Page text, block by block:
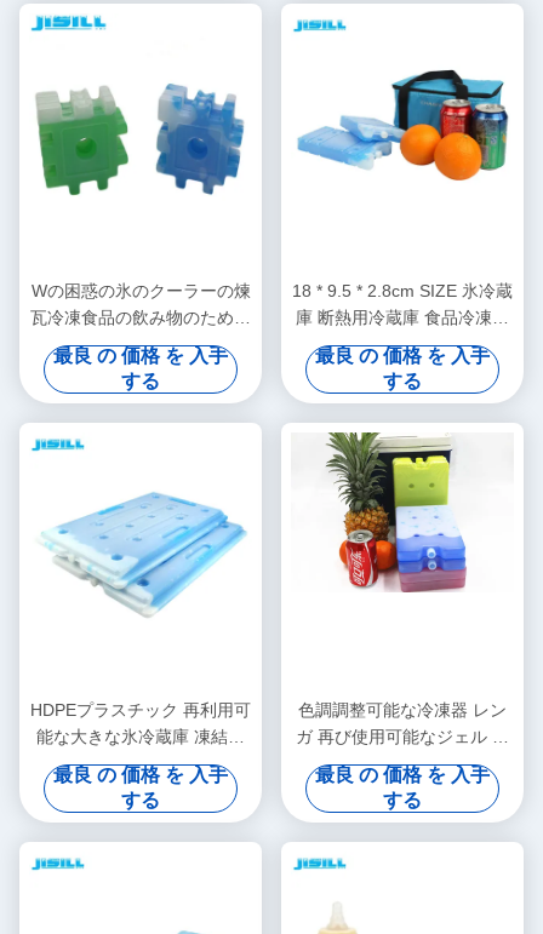
Wの困惑の氷のクーラーの煉
瓦冷凍食品の飲み物のための
材料の中のAvirulent Insipidity
PCM
最良 の 価格 を 入手
する
18 * 9.5 * 2.8cm SIZE 氷冷蔵
庫 断熱用冷蔵庫 食品冷凍用
異なる色の冷蔵庫
最良 の 価格 を 入手
する
HDPEプラスチック 再利用可
能な大きな氷冷蔵庫 凍結食
品の冷蔵チェーン輸送用
最良 の 価格 を 入手
する
色調調整可能な冷凍器 レン
ガ 再び使用可能なジェル 冷
凍器 アイスクリーム 冷凍食
品
最良 の 価格 を 入手
する